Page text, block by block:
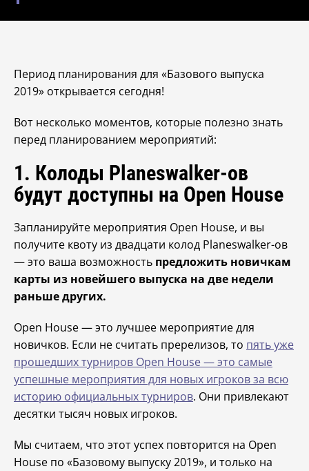
Период планирования для «Базового выпуска
2019» открывается сегодня!
Вот несколько моментов, которые полезно знать
перед планированием мероприятий:
1. Колоды Planeswalker-ов
будут доступны на Open House
Запланируйте мероприятия Open House, и вы
получите квоту из двадцати колод Planeswalker-ов
— это ваша возможность предложить новичкам
карты из новейшего выпуска на две недели
раньше других.
Open House — это лучшее мероприятие для
новичков. Если не считать пререлизов, то пять уже
прошедших турниров Open House — это самые
успешные мероприятия для новых игроков за всю
историю официальных турниров. Они привлекают
десятки тысяч новых игроков.
Мы считаем, что этот успех повторится на Open
House по «Базовому выпуску 2019», и только на